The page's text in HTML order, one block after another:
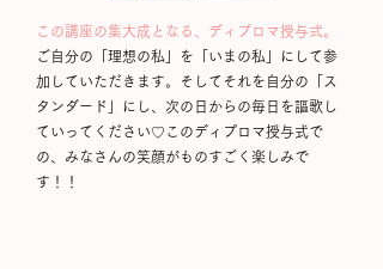
​この講座の集大成となる、ディプロマ授与式。
ご自分の「理想の私」を「いまの私」にして参
加していただきます。そしてそれを自分の「ス
タンダード」にし、次の日からの毎日を謳歌し
ていってください♡このディプロマ授与式で
の、みなさんの笑顔がものすごく楽しみで
す！！